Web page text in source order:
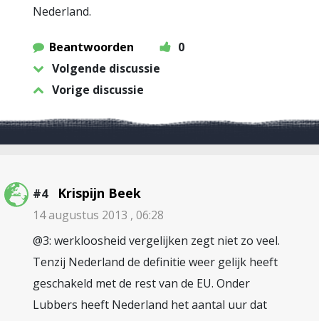
Nederland.
Beantwoorden
0
Volgende discussie
Vorige discussie
#4 Krispijn Beek
14 augustus 2013 , 06:28
@3: werkloosheid vergelijken zegt niet zo veel.
Tenzij Nederland de definitie weer gelijk heeft
geschakeld met de rest van de EU. Onder
Lubbers heeft Nederland het aantal uur dat